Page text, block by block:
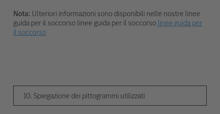
Nota: Ulteriori informazioni sono disponibili nelle nostre linee
guida per il soccorso linee guida per il soccorsolinee guida per
il soccorso
10. Spiegazione dei pittogrammi utilizzati